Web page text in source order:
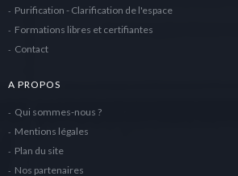
Purification - Clarification de l'espace
Formations libres et certifiantes
Contact
A PROPOS
Qui sommes-nous ?
Mentions légales
Plan du site
Nos partenaires